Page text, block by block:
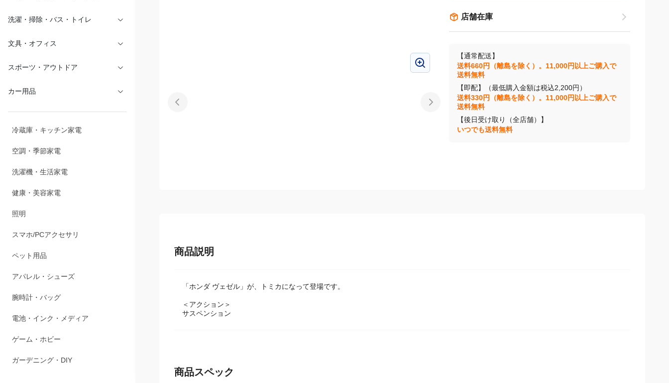
洗濯・掃除・バス・トイレ
文具・オフィス
スポーツ・アウトドア
カー用品
冷蔵庫・キッチン家電
空調・季節家電
洗濯機・生活家電
健康・美容家電
照明
スマホ/PCアクセサリ
ペット用品
アパレル・シューズ
腕時計・バッグ
電池・インク・メディア
ゲーム・ホビー
ガーデニング・DIY
店舗在庫
【通常配送】
送料660円（離島を除く）。11,000円以上ご購入で
送料無料
【即配】（最低購入金額は税込2,200円）
送料330円（離島を除く）。11,000円以上ご購入で
送料無料
【後日受け取り（全店舗）】
いつでも送料無料
商品説明
「ホンダ ヴェゼル」が、トミカになって登場です。
＜アクション＞
サスペンション
商品スペック